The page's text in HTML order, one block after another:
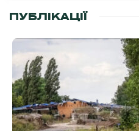
ПУБЛІКАЦІЇ